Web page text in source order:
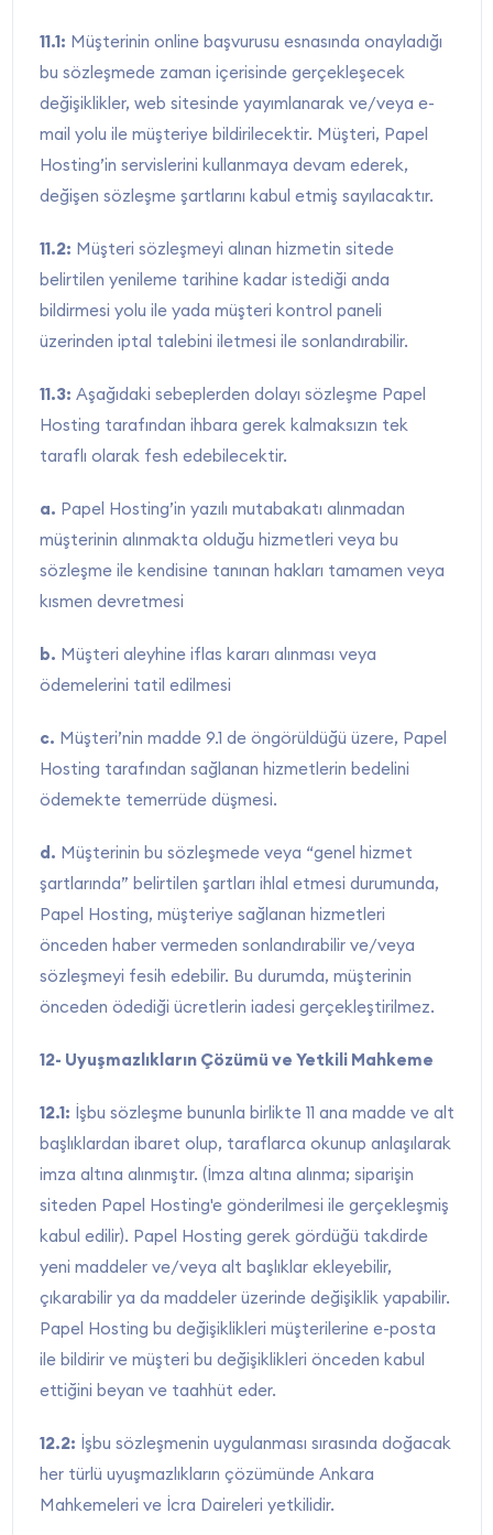
11.1: Müşterinin online başvurusu esnasında onayladığı
bu sözleşmede zaman içerisinde gerçekleşecek
değişiklikler, web sitesinde yayımlanarak ve/veya e-
mail yolu ile müşteriye bildirilecektir. Müşteri, Papel
Hosting’in servislerini kullanmaya devam ederek,
değişen sözleşme şartlarını kabul etmiş sayılacaktır.
11.2: Müşteri sözleşmeyi alınan hizmetin sitede
belirtilen yenileme tarihine kadar istediği anda
bildirmesi yolu ile yada müşteri kontrol paneli
üzerinden iptal talebini iletmesi ile sonlandırabilir.
11.3: Aşağıdaki sebeplerden dolayı sözleşme Papel
Hosting tarafından ihbara gerek kalmaksızın tek
taraflı olarak fesh edebilecektir.
a. Papel Hosting’in yazılı mutabakatı alınmadan
müşterinin alınmakta olduğu hizmetleri veya bu
sözleşme ile kendisine tanınan hakları tamamen veya
kısmen devretmesi
b. Müşteri aleyhine iflas kararı alınması veya
ödemelerini tatil edilmesi
c. Müşteri’nin madde 9.1 de öngörüldüğü üzere, Papel
Hosting tarafından sağlanan hizmetlerin bedelini
ödemekte temerrüde düşmesi.
d. Müşterinin bu sözleşmede veya “genel hizmet
şartlarında” belirtilen şartları ihlal etmesi durumunda,
Papel Hosting, müşteriye sağlanan hizmetleri
önceden haber vermeden sonlandırabilir ve/veya
sözleşmeyi fesih edebilir. Bu durumda, müşterinin
önceden ödediği ücretlerin iadesi gerçekleştirilmez.
12- Uyuşmazlıkların Çözümü ve Yetkili Mahkeme
12.1: İşbu sözleşme bununla birlikte 11 ana madde ve alt
başlıklardan ibaret olup, taraflarca okunup anlaşılarak
imza altına alınmıştır. (İmza altına alınma; siparişin
siteden Papel Hosting'e gönderilmesi ile gerçekleşmiş
kabul edilir). Papel Hosting gerek gördüğü takdirde
yeni maddeler ve/veya alt başlıklar ekleyebilir,
çıkarabilir ya da maddeler üzerinde değişiklik yapabilir.
Papel Hosting bu değişiklikleri müşterilerine e-posta
ile bildirir ve müşteri bu değişiklikleri önceden kabul
ettiğini beyan ve taahhüt eder.
12.2: İşbu sözleşmenin uygulanması sırasında doğacak
her türlü uyuşmazlıkların çözümünde Ankara
Mahkemeleri ve İcra Daireleri yetkilidir.